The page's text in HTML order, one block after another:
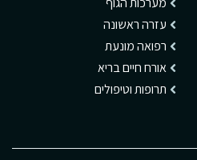
עזרה ראשונה
רפואה מונעת
אורח חיים בריא
תרופות וטיפולים